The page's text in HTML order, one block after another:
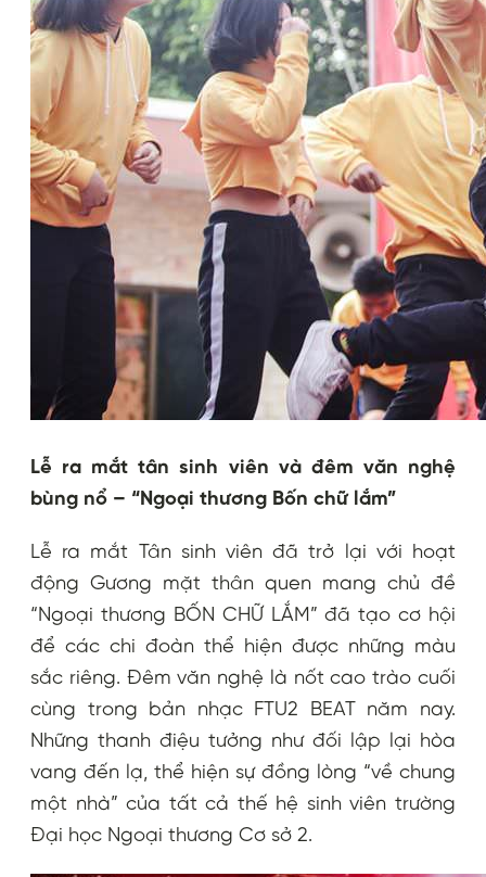
Lễ ra mắt tân sinh viên và đêm văn nghệ
bùng nổ – “Ngoại thương Bốn chữ lắm”
Lễ ra mắt Tân sinh viên đã trở lại với hoạt
động Gương mặt thân quen mang chủ đề
“Ngoại thương BỐN CHỮ LẮM” đã tạo cơ hội
để các chi đoàn thể hiện được những màu
sắc riêng. Đêm văn nghệ là nốt cao trào cuối
cùng trong bản nhạc FTU2 BEAT năm nay.
Những thanh điệu tưởng như đối lập lại hòa
vang đến lạ, thể hiện sự đồng lòng “về chung
một nhà” của tất cả thế hệ sinh viên trường
Đại học Ngoại thương Cơ sở 2.